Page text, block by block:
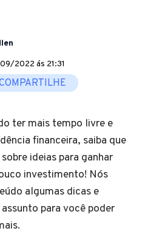
2022 ás 21:31
ter mais tempo livre e
financeira, saiba que
ideias para ganhar
investimento! Nós
algumas dicas e
para você poder
pouco mais.